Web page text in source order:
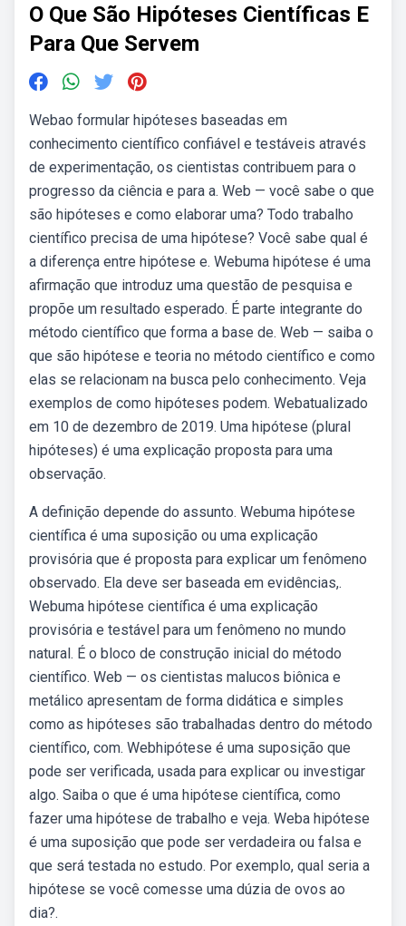
O Que São Hipóteses Científicas E
Para Que Servem
Webao formular hipóteses baseadas em
conhecimento científico confiável e testáveis através
de experimentação, os cientistas contribuem para o
progresso da ciência e para a. Web — você sabe o que
são hipóteses e como elaborar uma? Todo trabalho
científico precisa de uma hipótese? Você sabe qual é
a diferença entre hipótese e. Webuma hipótese é uma
afirmação que introduz uma questão de pesquisa e
propõe um resultado esperado. É parte integrante do
método científico que forma a base de. Web — saiba o
que são hipótese e teoria no método científico e como
elas se relacionam na busca pelo conhecimento. Veja
exemplos de como hipóteses podem. Webatualizado
em 10 de dezembro de 2019. Uma hipótese (plural
hipóteses) é uma explicação proposta para uma
observação.
A definição depende do assunto. Webuma hipótese
científica é uma suposição ou uma explicação
provisória que é proposta para explicar um fenômeno
observado. Ela deve ser baseada em evidências,.
Webuma hipótese científica é uma explicação
provisória e testável para um fenômeno no mundo
natural. É o bloco de construção inicial do método
científico. Web — os cientistas malucos biônica e
metálico apresentam de forma didática e simples
como as hipóteses são trabalhadas dentro do método
científico, com. Webhipótese é uma suposição que
pode ser verificada, usada para explicar ou investigar
algo. Saiba o que é uma hipótese científica, como
fazer uma hipótese de trabalho e veja. Weba hipótese
é uma suposição que pode ser verdadeira ou falsa e
que será testada no estudo. Por exemplo, qual seria a
hipótese se você comesse uma dúzia de ovos ao
dia?.